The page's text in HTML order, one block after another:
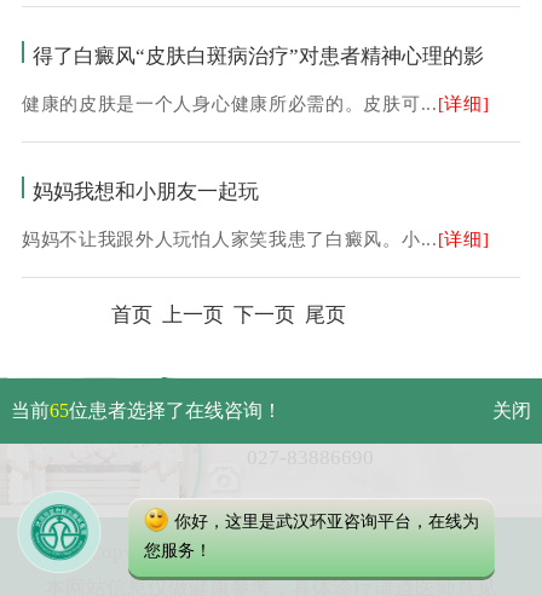
得了白癜风“皮肤白斑病治疗”对患者精神心理的影
健康的皮肤是一个人身心健康所必需的。皮肤可...[详细]
妈妈我想和小朋友一起玩
妈妈不让我跟外人玩怕人家笑我患了白癜风。小...[详细]
首页 上一页 下一页 尾页
武汉市硚口区解放大道479号
Copyright 2023 武汉环亚中医白癜风医院
本网站信息仅做健康参考，具体诊疗请遵医师意见
当前65位患者选择了在线咨询！ 关闭
你好，这里是武汉环亚咨询平台，在线为
您服务！